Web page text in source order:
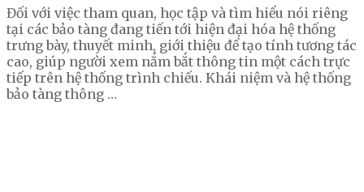
Đối với việc tham quan, học tập và tìm hiểu nói riêng
tại các bảo tàng đang tiến tới hiện đại hóa hệ thống
trưng bày, thuyết minh, giới thiệu để tạo tính tương tác
cao, giúp người xem nắm bắt thông tin một cách trực
tiếp trên hệ thống trình chiếu. Khái niệm và hệ thống
bảo tàng thông …